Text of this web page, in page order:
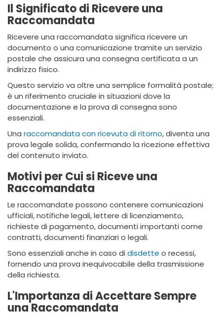
Il Significato di Ricevere una
Raccomandata
Ricevere una raccomandata significa ricevere un
documento o una comunicazione tramite un servizio
postale che assicura una consegna certificata a un
indirizzo fisico.
Questo servizio va oltre una semplice formalità postale;
è un riferimento cruciale in situazioni dove la
documentazione e la prova di consegna sono
essenziali.
Una raccomandata con ricevuta di ritorno, diventa una
prova legale solida, confermando la ricezione effettiva
del contenuto inviato.
Motivi per Cui si Riceve una
Raccomandata
Le raccomandate possono contenere comunicazioni
ufficiali, notifiche legali, lettere di licenziamento,
richieste di pagamento, documenti importanti come
contratti, documenti finanziari o legali.
Sono essenziali anche in caso di disdette o recessi,
fornendo una prova inequivocabile della trasmissione
della richiesta.
L'Importanza di Accettare Sempre
una Raccomandata